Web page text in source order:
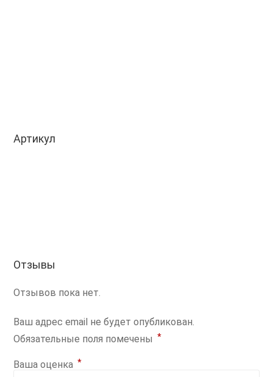
Артикул
Отзывы
Отзывов пока нет.
Ваш адрес email не будет опубликован.
Обязательные поля помечены *
Ваша оценка *